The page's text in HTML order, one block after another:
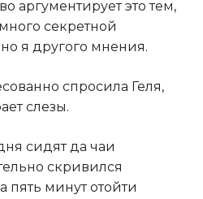
аргументирует это тем,
секретной
я другого мнения.
спросила Геля,
слезы.
сидят да чаи
скривился
пять минут отойти